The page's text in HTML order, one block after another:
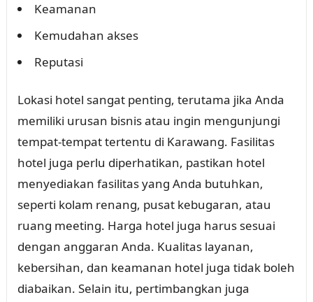
Keamanan
Kemudahan akses
Reputasi
Lokasi hotel sangat penting, terutama jika Anda
memiliki urusan bisnis atau ingin mengunjungi
tempat-tempat tertentu di Karawang. Fasilitas
hotel juga perlu diperhatikan, pastikan hotel
menyediakan fasilitas yang Anda butuhkan,
seperti kolam renang, pusat kebugaran, atau
ruang meeting. Harga hotel juga harus sesuai
dengan anggaran Anda. Kualitas layanan,
kebersihan, dan keamanan hotel juga tidak boleh
diabaikan. Selain itu, pertimbangkan juga